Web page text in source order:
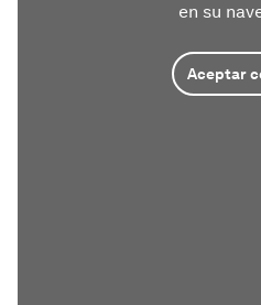
en su
Aceptar